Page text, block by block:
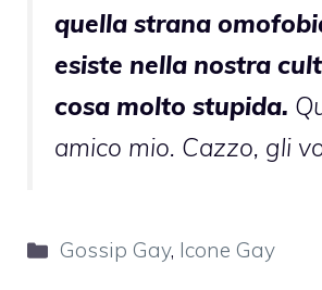
quella strana
esiste nella nostra
cosa molto stupida.
amico mio. Cazzo, gli
Categorie
Gossip Gay, Icone Gay